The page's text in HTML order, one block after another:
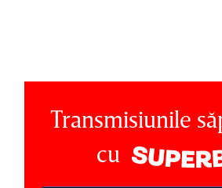
Transmisiunile
cu